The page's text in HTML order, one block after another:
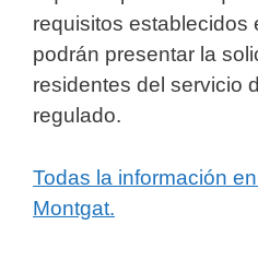
requisitos establecidos
podrán presentar la
residentes del servicio
regulado.
Todas la información
Montgat.